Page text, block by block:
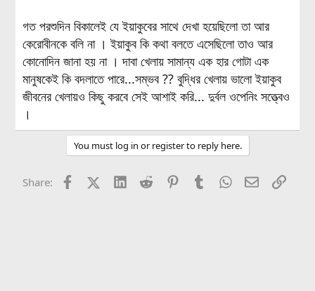
গত পরশুদিন বিকালেই যে ইয়াকুবের সাথে দেখা হয়েছিলো তা আর
কেরোবীনকে বলি না । ইয়াকুব কি কথা বলতে এসেছিলো তাও আর
কোনোদিন জানা হয় না । দাবা খেলায় সামান্য এক হার গোটা এক
মানুষকেই কি বদলাতে পারে...সম্ভব ?? বুদ্ধির খেলায় ভালো ইয়াকুব
জীবনের খেলায়ও কিছু করবে সেই আশাই করি... দুর্বল ওপেনিং সত্ত্বেও
।
You must log in or register to reply here.
Share: FacebookX (Twitter)
LinkedInReddit PinterestTumblrWhatsApp
EmailLink